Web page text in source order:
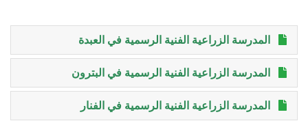
المدرسة الزراعية الفنية الرسمية في العبدة
المدرسة الزراعية الفنية الرسمية في البترون
المدرسة الزراعية الفنية الرسمية في الفنار